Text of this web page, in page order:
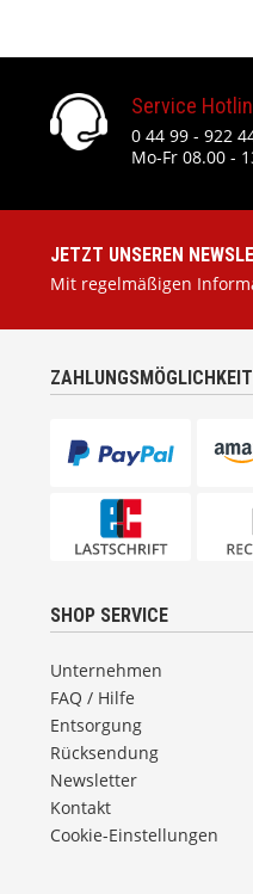
Service
0 44 99 - 922
Mo-Fr 08.00 -
JETZT UNSEREN
Mit regelmäßigen
SHOP SERVICE
Unternehmen
FAQ / Hilfe
Entsorgung
Rücksendung
Newsletter
Kontakt
Cookie-Einstellungen